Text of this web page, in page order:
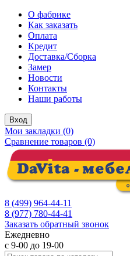
О фабрике
Как заказать
Оплата
Кредит
Доставка/Сборка
Замер
Новости
Контакты
Наши работы
Вход
Мои закладки (0)
Сравнение товаров (0)
8 (499) 964-44-11
8 (977) 780-44-41
Заказать обратный звонок
Ежедневно
с 9-00 до 19-00